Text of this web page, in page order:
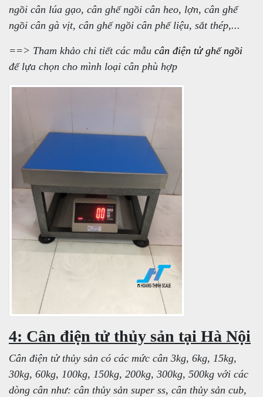
ngồi cân lúa gạo, cân ghế ngồi cân heo, lợn, cân ghế
ngồi cân gà vịt, cân ghế ngồi cân phế liệu, sắt thép,...
==> Tham khảo chi tiết các mẫu cân điện tử ghế ngồi
để lựa chọn cho mình loại cân phù hợp
4: Cân điện tử thủy sản tại Hà Nội
Cân điện tử thủy sản có các mức cân 3kg, 6kg, 15kg,
30kg, 60kg, 100kg, 150kg, 200kg, 300kg, 500kg với các
dòng cân như: cân thủy sản super ss, cân thủy sản cub,